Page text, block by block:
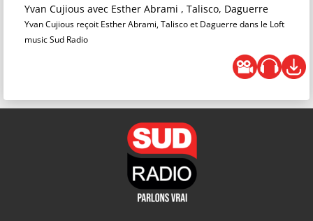
Yvan Cujious avec Esther Abrami , Talisco, Daguerre
Yvan Cujious reçoit Esther Abrami, Talisco et Daguerre dans le Loft
music Sud Radio